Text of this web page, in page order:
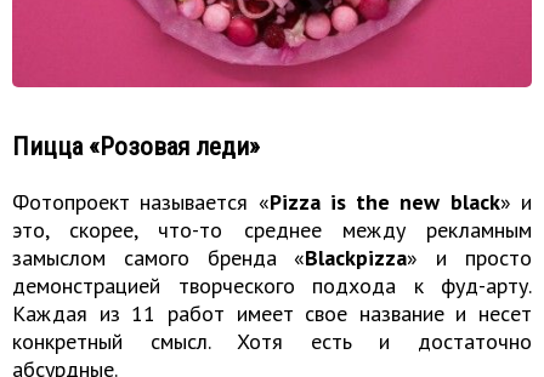
Пицца «Розовая леди»
Фотопроект называется «Pizza is the new black» и
это, скорее, что-то среднее между рекламным
замыслом самого бренда «Blackpizza» и просто
демонстрацией творческого подхода к фуд-арту.
Каждая из 11 работ имеет свое название и несет
конкретный смысл. Хотя есть и достаточно
абсурдные.